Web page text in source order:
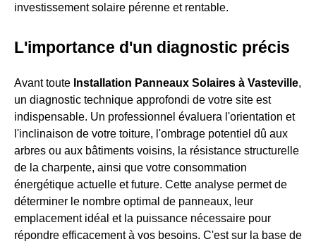
investissement solaire pérenne et rentable.
L'importance d'un diagnostic précis
Avant toute Installation Panneaux Solaires à Vasteville,
un diagnostic technique approfondi de votre site est
indispensable. Un professionnel évaluera l'orientation et
l'inclinaison de votre toiture, l'ombrage potentiel dû aux
arbres ou aux bâtiments voisins, la résistance structurelle
de la charpente, ainsi que votre consommation
énergétique actuelle et future. Cette analyse permet de
déterminer le nombre optimal de panneaux, leur
emplacement idéal et la puissance nécessaire pour
répondre efficacement à vos besoins. C'est sur la base de